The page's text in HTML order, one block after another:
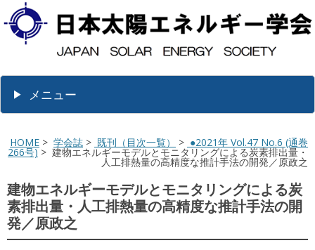
メニュー
HOME > 学会誌 > 既刊（目次一覧） > ●2021年 Vol.47 No.6 (通巻
266号) > 建物エネルギーモデルとモニタリングによる炭素排出量・
人工排熱量の高精度な推計手法の開発／原政之
建物エネルギーモデルとモニタリングによる炭
素排出量・人工排熱量の高精度な推計手法の開
発／原政之